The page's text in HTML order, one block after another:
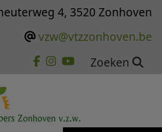
gaan
4, 3520 Zonhoven
vzw@vtzzonhoven.be
Zoeken